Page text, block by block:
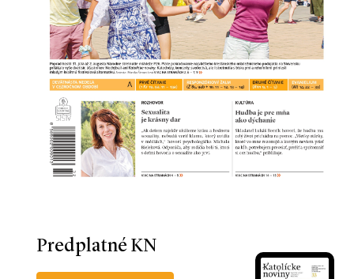
Predplatné KN